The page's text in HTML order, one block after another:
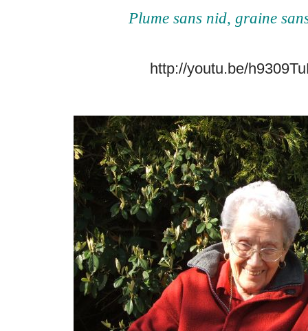
Plume sans nid, graine
http://youtu.be/